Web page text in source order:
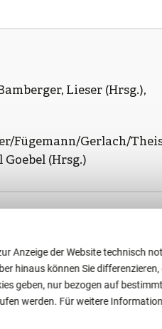
Lieser (Hrsg.),
Fügemann/Gerlach/
(Hrsg.)
Anzeige der Website technisch
hinaus können Sie
geben, nur bezogen auf
werden. Für weitere